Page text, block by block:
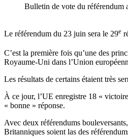
Bulletin de vote du référendum
Le référendum du 23 juin sera le 29e
C’est la première fois qu’une des
Royaume-Uni dans l’Union
Les résultats de certains étaient très
À ce jour, l’UE enregistre 18 «
« bonne » réponse.
Avec deux référendums
Britanniques soient las des